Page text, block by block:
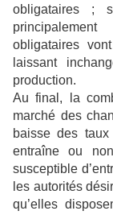
obligataires ;
obligataires
laissant
production.
Au final, la
marché des
baisse des
entraîne ou
susceptible
les autorités
qu’elles